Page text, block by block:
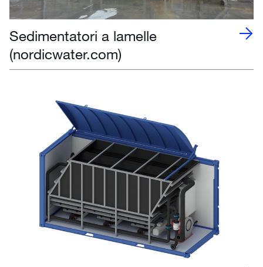
Sedimentatori a lamelle
(nordicwater.com)